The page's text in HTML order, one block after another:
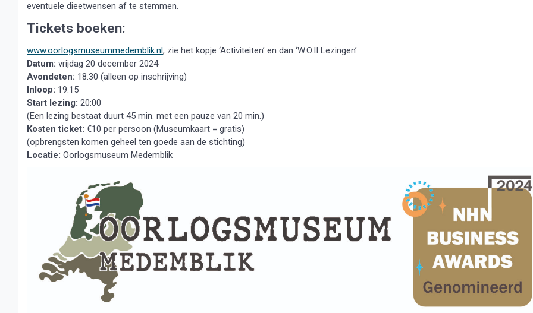
eventuele dieetwensen af te stemmen.
Tickets boeken:
www.oorlogsmuseummedemblik.nl, zie het kopje ‘Activiteiten’ en dan ‘W.O.II Lezingen’
Datum: vrijdag 20 december 2024
Avondeten: 18:30 (alleen op inschrijving)
Inloop: 19:15
Start lezing: 20:00
(Een lezing bestaat duurt 45 min. met een pauze van 20 min.)
Kosten ticket: €10 per persoon (Museumkaart = gratis)
(opbrengsten komen geheel ten goede aan de stichting)
Locatie: Oorlogsmuseum Medemblik